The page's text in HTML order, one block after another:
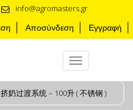
info@agromasters.gr
Αποσύνδεση Εγγραφή
挤奶过渡系统 – 100升 ( 不锈钢 )